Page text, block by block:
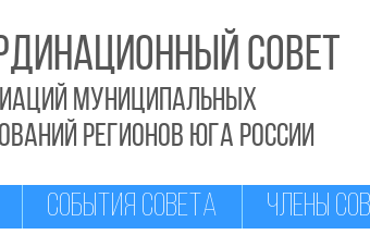
СОВЕТ
муниципальных
РЕГИОНОВ ЮГА РОССИИ
СОБЫТИЯ СОВЕТА ЧЛЕНЫ